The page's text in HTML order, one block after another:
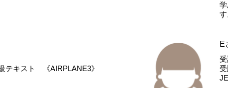
す
テキスト 《AIRPLANE3》
E